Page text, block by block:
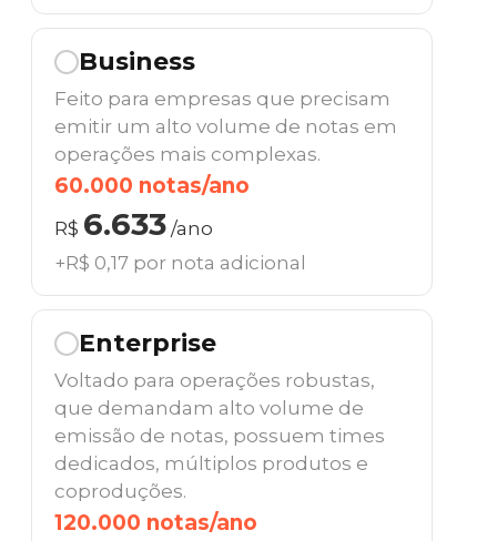
Business
Feito para empresas que precisam
emitir um alto volume de notas em
operações mais complexas.
60.000 notas/ano
R$ 6.633 /ano
+R$ 0,17 por nota adicional
Enterprise
Voltado para operações robustas,
que demandam alto volume de
emissão de notas, possuem times
dedicados, múltiplos produtos e
coproduções.
120.000 notas/ano